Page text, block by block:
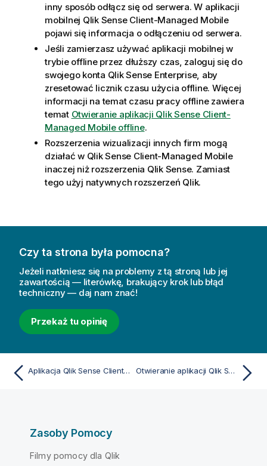
inny sposób odłącz się od serwera. W aplikacji
mobilnej Qlik Sense Client-Managed Mobile
pojawi się informacja o odłączeniu od serwera.
Jeśli zamierzasz używać aplikacji mobilnej w
trybie offline przez dłuższy czas, zaloguj się do
swojego konta Qlik Sense Enterprise, aby
zresetować licznik czasu użycia offline. Więcej
informacji na temat czasu pracy offline zawiera
temat Otwieranie aplikacji Qlik Sense Client-
Managed Mobile offline.
Rozszerzenia wizualizacji innych firm mogą
działać w Qlik Sense Client-Managed Mobile
inaczej niż rozszerzenia Qlik Sense. Zamiast
tego użyj natywnych rozszerzeń Qlik.
Czy ta strona była pomocna?
Jeżeli natkniesz się na problemy z tą stroną lub jej
zawartością — literówkę, brakujący krok lub błąd
techniczny — daj nam znać!
Przekaż tu opinię
Aplikacja Qlik Sense Client-Managed Mobile Otwieranie aplikacji Qlik Sense Client-Managed Mobile
Zasoby Pomocy
Filmy pomocy dla Qlik